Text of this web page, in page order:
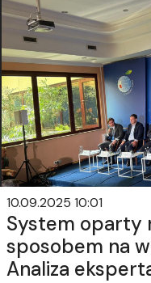
10.09.2025 10:01
System oparty
sposobem na
Analiza